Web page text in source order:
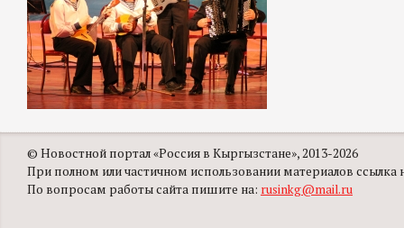
© Новостной портал «Россия в Кыргызстане», 2013-2026
При полном или частичном использовании материалов ссылка
По вопросам работы сайта пишите на: rusinkg@mail.ru